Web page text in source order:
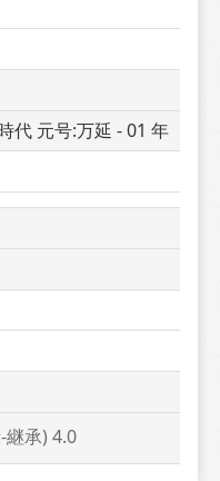
代 元号:万延 - 01 年
継承) 4.0